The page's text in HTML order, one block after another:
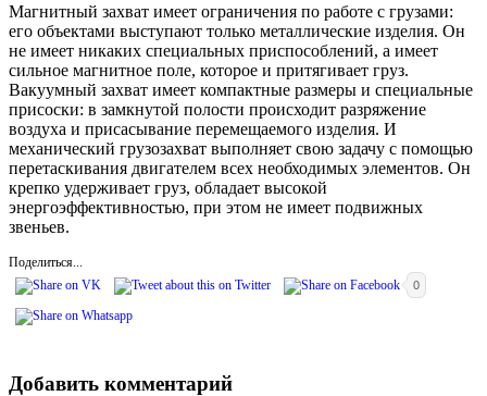
Магнитный захват имеет ограничения по работе с грузами:
его объектами выступают только металлические изделия. Он
не имеет никаких специальных приспособлений, а имеет
сильное магнитное поле, которое и притягивает груз.
Вакуумный захват имеет компактные размеры и специальные
присоски: в замкнутой полости происходит разряжение
воздуха и присасывание перемещаемого изделия. И
механический грузозахват выполняет свою задачу с помощью
перетаскивания двигателем всех необходимых элементов. Он
крепко удерживает груз, обладает высокой
энергоэффективностью, при этом не имеет подвижных
звеньев.
Поделиться...
0
Добавить комментарий